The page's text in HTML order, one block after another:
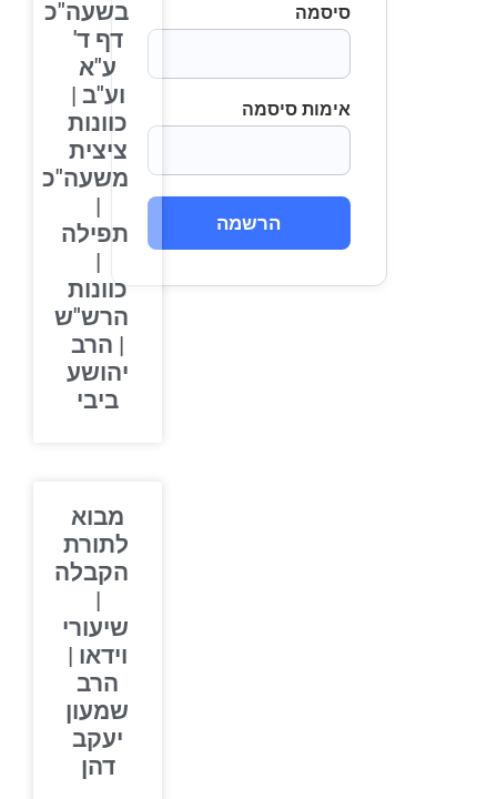
סיסמה
אימות סיסמה
הרשמה
בשעה"כ
דף ד'
ע"א
וע"ב |
כוונות
ציצית
משעה"כ
תפילה
כוונות
הרש"ש
| הרב
יהושע
ביבי
מבוא
לתורת
הקבלה
שיעורי
וידאו |
הרב
שמעון
יעקב
דהן